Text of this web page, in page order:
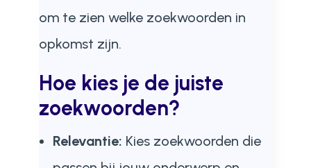
om te zien welke zoekwoorden in
opkomst zijn.
Hoe kies je de juiste
zoekwoorden?
Relevantie: Kies zoekwoorden die